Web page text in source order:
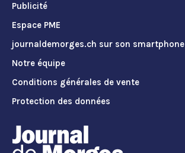
Publicité
Espace PME
journaldemorges.ch sur son smartphone
Notre équipe
Conditions générales de vente
Protection des données